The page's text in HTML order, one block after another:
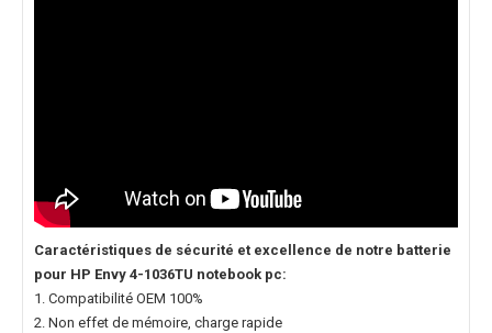
Caractéristiques de sécurité et excellence de notre batterie
pour HP Envy 4-1036TU notebook pc:
1. Compatibilité OEM 100%
2. Non effet de mémoire, charge rapide